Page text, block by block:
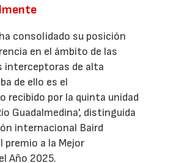
consolidado su posición
en el ámbito de las
interceptoras de alta
de ello es el
recibido por la quinta unidad
Guadalmedina', distinguida
internacional Baird
premio a la Mejor
Año 2025.